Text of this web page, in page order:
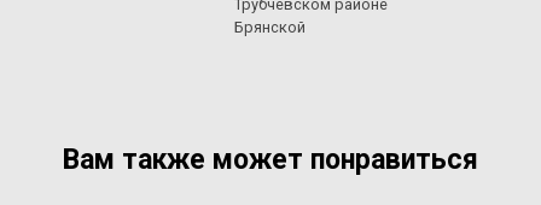
Трубчевском районе
Брянской
Вам также может понравиться